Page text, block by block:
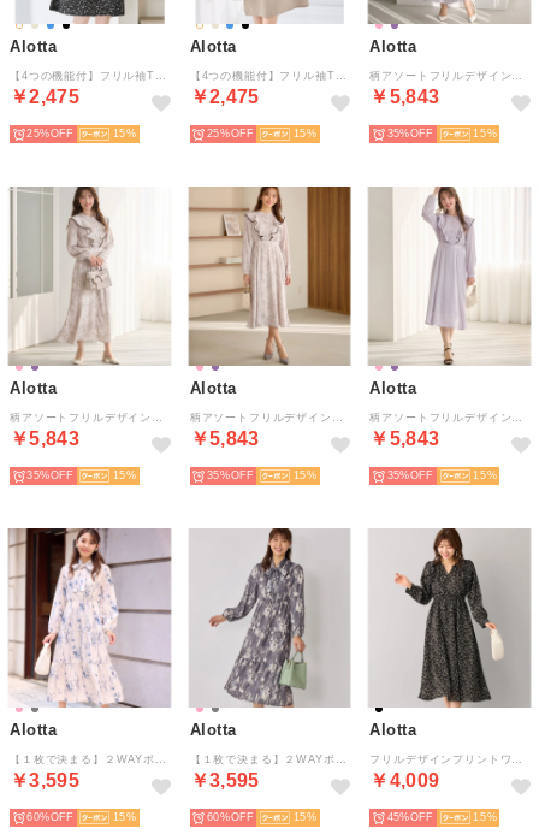
Alotta
￥2,475
25% 15
Alotta
￥2,475
25% 15
Alotta
￥5,843
35% 15
Alotta
￥5,843
35% 15
Alotta
￥5,843
35% 15
Alotta
￥5,843
35% 15
Alotta
￥3,595
60% 15
Alotta
￥3,595
60% 15
Alotta
￥4,009
45% 15